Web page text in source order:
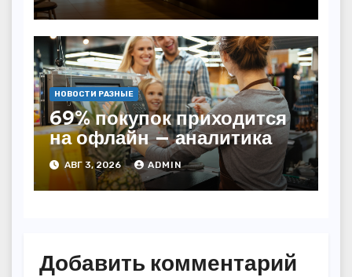
НОВОСТИ РАЗНЫЕ
69% покупок приходится
на офлайн — аналитика
АВГ 3, 2026 ADMIN
Добавить комментарий